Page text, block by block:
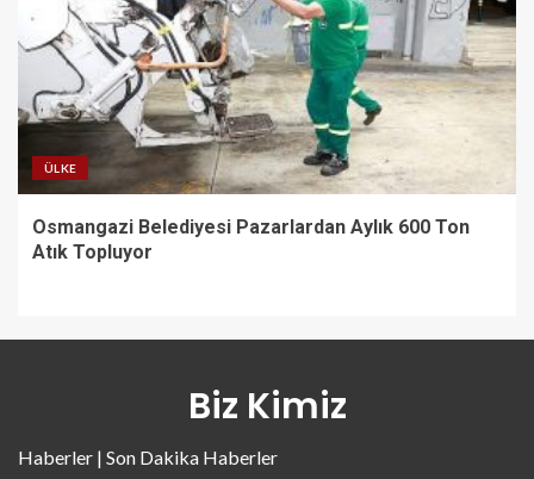
ÜLKE
Osmangazi Belediyesi Pazarlardan Aylık 600 Ton
Atık Topluyor
Biz Kimiz
Haberler | Son Dakika Haberler